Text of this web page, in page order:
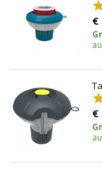
€
€